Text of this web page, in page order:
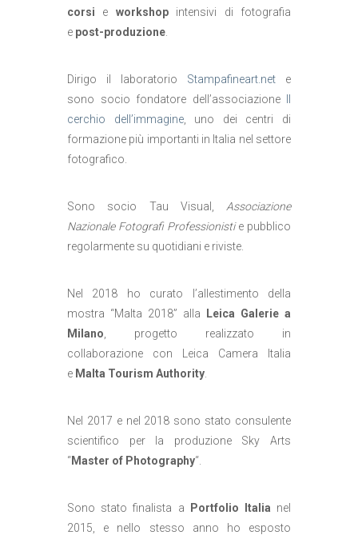
corsi e workshopintensivi di fotografia
e post-produzione
Dirigo il laboratorio Stampafineart.net e
sono socio fondatore dell’associazione
cerchio dell’immagine, uno dei centri di
formazione più importanti in Italia nel settore
fotografico.
Sono socio Tau Visual, Associazione
Nazionale Fotografi Professionistie pubblico
regolarmente su quotidiani e riviste.
Nel 2018 ho curato l’allestimento della
mostra “Malta 2018” alla
Leica Galerie a
Milano , progetto realizzato in
collaborazione con Leica Camera Italia
e Malta Tourism Authority
Nel 2017 e nel 2018 sono stato consulente
scientifico per la produzione Sky Arts
“Master of Photography“.
Sono stato finalista a Portfolio Italia nel
2015, e nello stesso anno ho esposto